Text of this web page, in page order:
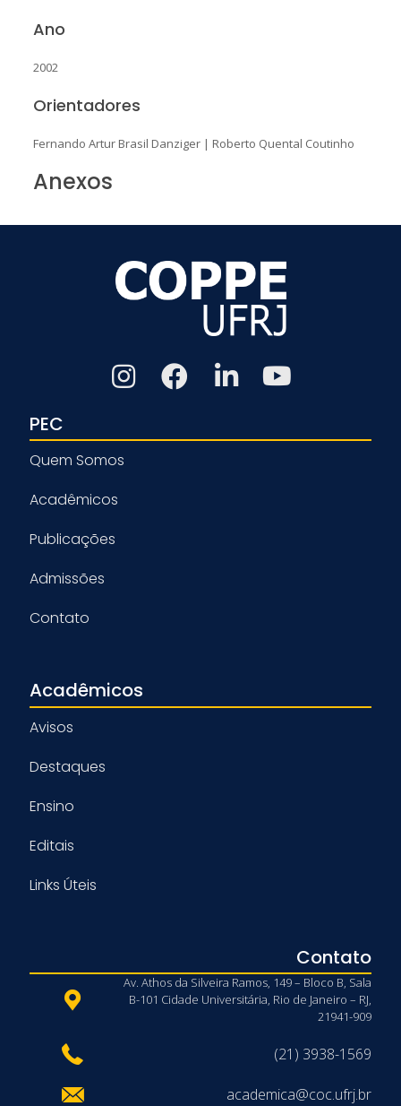
Ano
2002
Orientadores
Fernando Artur Brasil Danziger| Roberto Quental Coutinho
Anexos
PEC
Quem Somos
Acadêmicos
Publicações
Admissões
Contato
Acadêmicos
Avisos
Destaques
Ensino
Editais
Links Úteis
Contato
Av. Athos da Silveira Ramos, 149 – Bloco B, Sala
B-101 Cidade Universitária, Rio de Janeiro – RJ,
21941-909
(21) 3938-1569
academica@coc.ufrj.br